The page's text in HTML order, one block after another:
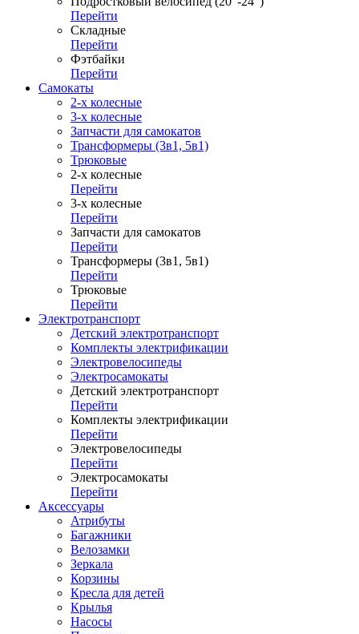
Перейти
Складные
Перейти
Фэтбайки
Перейти
Самокаты
2-х колесные
3-х колесные
Запчасти для самокатов
Трансформеры (3в1, 5в1)
Трюковые
2-х колесные
Перейти
3-х колесные
Перейти
Запчасти для самокатов
Перейти
Трансформеры (3в1, 5в1)
Перейти
Трюковые
Перейти
Электротранспорт
Детский электротранспорт
Комплекты электрификации
Электровелосипеды
Электросамокаты
Детский электротранспорт
Перейти
Комплекты электрификации
Перейти
Электровелосипеды
Перейти
Электросамокаты
Перейти
Аксессуары
Атрибуты
Багажники
Велозамки
Зеркала
Корзины
Кресла для детей
Крылья
Насосы